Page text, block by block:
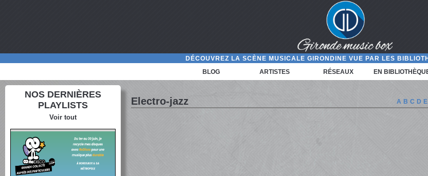
DÉCOUVREZ LA SCÈNE MUSICALE GIRONDINE VUE PAR LES
BLOG
ARTISTES RÉSEAUX EN
NOS DERNIÈRES
PLAYLISTS
Voir tout
Electro-jazz A B C D E